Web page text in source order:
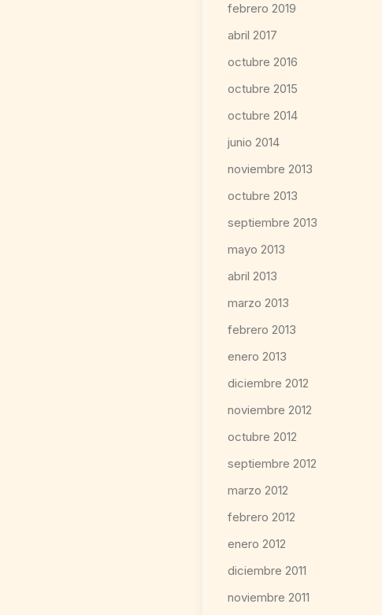
febrero 2019
abril 2017
octubre 2016
octubre 2015
octubre 2014
junio 2014
noviembre 2013
octubre 2013
septiembre 2013
mayo 2013
abril 2013
marzo 2013
febrero 2013
enero 2013
diciembre 2012
noviembre 2012
octubre 2012
septiembre 2012
marzo 2012
febrero 2012
enero 2012
diciembre 2011
noviembre 2011